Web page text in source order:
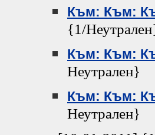
Към: Към:
{1/
Към: Към:
Неутрален}
Към: Към:
Неутрален}